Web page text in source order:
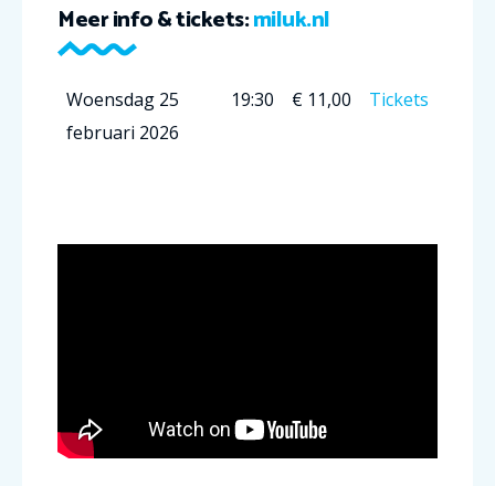
Meer info & tickets:miluk.nl
Woensdag 25
februari 2026
19:30 € 11,00 Tickets